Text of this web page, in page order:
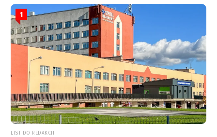
1
LIST DO REDAKCJI